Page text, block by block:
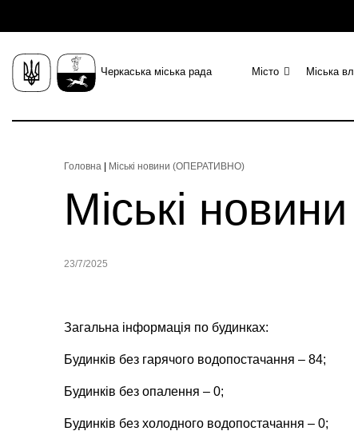
Черкаська міська рада Місто Міська
Головна Міські новини (ОПЕРАТИВНО)
Міські
23/7/2025
Загальна інформація по будинках:
Будинків без гарячого водопостачання – 84;
Будинків без опалення – 0;
Будинків без холодного водопостачання – 0;